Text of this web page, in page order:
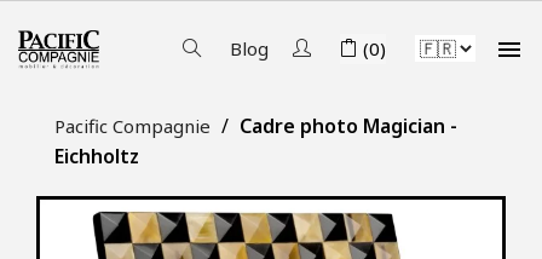
Blog (0) 
Pacific Compagnie
Cadre photo Magician -
Eichholtz